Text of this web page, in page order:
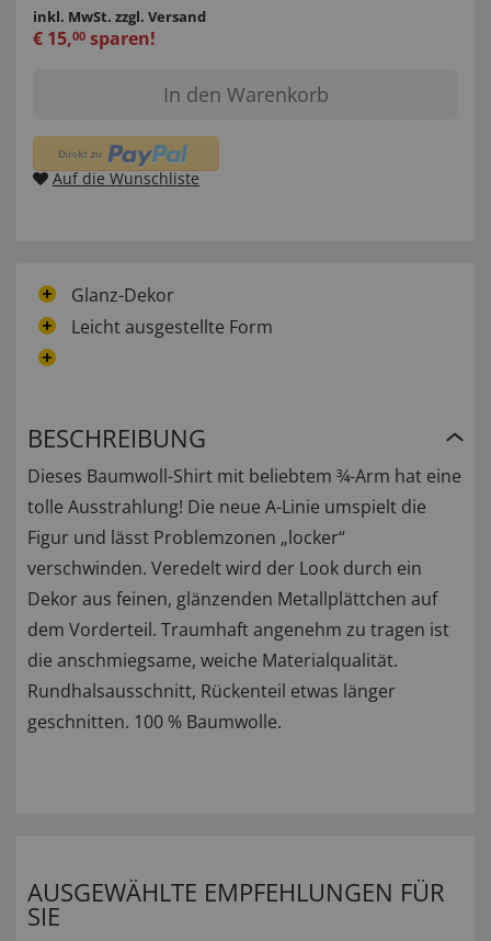
inkl. MwSt. zzgl. Versand
€ 15,00 sparen!
In den Warenkorb
Auf die Wunschliste
Glanz-Dekor
Leicht ausgestellte Form
BESCHREIBUNG
Dieses Baumwoll-Shirt mit beliebtem ¾-Arm hat eine
tolle Ausstrahlung! Die neue A-Linie umspielt die
Figur und lässt Problemzonen „locker“
verschwinden. Veredelt wird der Look durch ein
Dekor aus feinen, glänzenden Metallplättchen auf
dem Vorderteil. Traumhaft angenehm zu tragen ist
die anschmiegsame, weiche Materialqualität.
Rundhalsausschnitt, Rückenteil etwas länger
geschnitten. 100 % Baumwolle.
AUSGEWÄHLTE EMPFEHLUNGEN FÜR
SIE